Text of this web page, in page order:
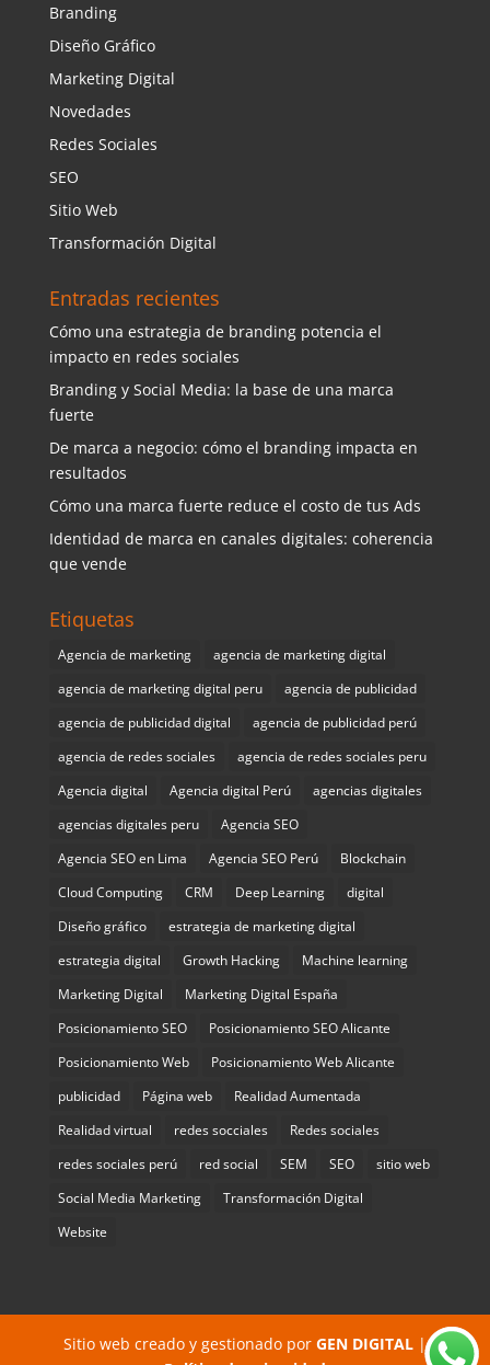
Branding
Diseño Gráfico
Marketing Digital
Novedades
Redes Sociales
SEO
Sitio Web
Transformación Digital
Entradas recientes
Cómo una estrategia de branding potencia el
impacto en redes sociales
Branding y Social Media: la base de una marca
fuerte
De marca a negocio: cómo el branding impacta en
resultados
Cómo una marca fuerte reduce el costo de tus Ads
Identidad de marca en canales digitales: coherencia
que vende
Etiquetas
Agencia de marketing
agencia de marketing digital
agencia de marketing digital peru
agencia de publicidad
agencia de publicidad digital
agencia de publicidad perú
agencia de redes sociales
agencia de redes sociales peru
Agencia digital
Agencia digital Perú
agencias digitales
agencias digitales peru
Agencia SEO
Agencia SEO en Lima
Agencia SEO Perú
Blockchain
Cloud Computing
CRM Deep Learning
digital
Diseño gráfico
estrategia de marketing digital
estrategia digital
Growth Hacking
Machine learning
Marketing Digital
Marketing Digital España
Posicionamiento SEO
Posicionamiento SEO Alicante
Posicionamiento Web
Posicionamiento Web Alicante
publicidad
Página web
Realidad Aumentada
Realidad virtual
redes socciales
Redes sociales
redes sociales perú
red social SEM SEO
sitio web
Social Media Marketing
Transformación Digital
Website
Sitio web creado y gestionado por GEN DIGITAL|